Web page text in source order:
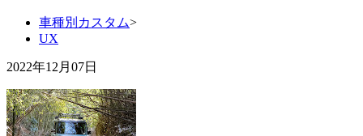
車種別カスタム>
UX
2022年12月07日